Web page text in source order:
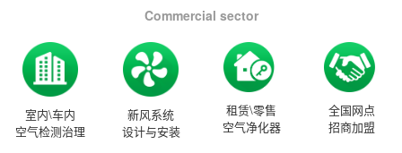
Commercial sector
室内\车内
空气检测治理
新风系统
设计与安装
租赁\零售
空气净化器
全国网点
招商加盟